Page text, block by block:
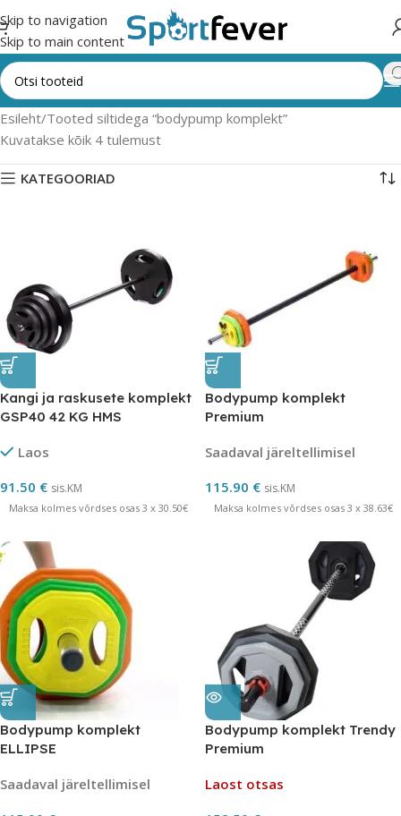
Skip to navigation
Skip to main content
Esileht Tooted siltidega “bodypump komplekt”
Kuvatakse kõik 4 tulemust
KATEGOORIAD
Kangi ja raskusete komplekt
GSP40 42 KG HMS
Laos
91.50 € sis.KM
Maksa kolmes võrdses osas 3 x 30.50€
Bodypump komplekt
Premium
Saadaval järeltellimisel
115.90 € sis.KM
Maksa kolmes võrdses osas 3 x 38.63€
Bodypump komplekt
ELLIPSE
Saadaval järeltellimisel
Bodypump komplekt Trendy
Premium
Laost otsas